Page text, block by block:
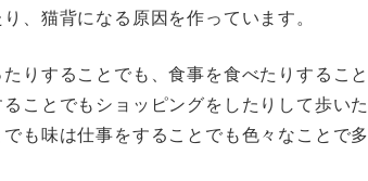
、猫背になる原因を作っています。
りすることでも、食事を食べたりすること
ことでもショッピングをしたりして歩いた
も味は仕事をすることでも色々なことで多